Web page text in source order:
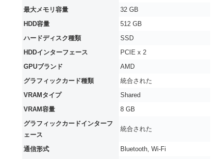
最大メモリ容量
‎32 GB
HDD容量
‎512 GB
ハードディスク種類
‎SSD
HDDインターフェース
‎PCIE x 2
GPUブランド
‎AMD
グラフィックカード種類
‎統合された
VRAMタイプ
‎Shared
VRAM容量
‎8 GB
グラフィックカードインターフ
ェース
‎統合された
通信形式 ‎Bluetooth, Wi-Fi